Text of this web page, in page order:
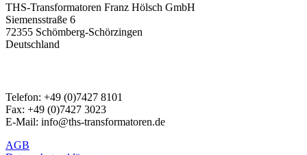
THS-Transformatoren Franz Hölsch GmbH
Siemensstraße 6
72355 Schömberg-Schörzingen
Deutschland
Telefon: +49 (0)7427 8101
Fax: +49 (0)7427 3023
E-Mail: info@ths-transformatoren.de
AGB